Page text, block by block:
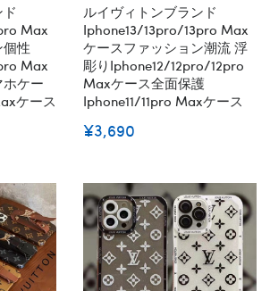
Max
性
Max
ケー
ケース
ルイヴィトンブランド
Iphone13/13pro/13pro Max
ケースファッション潮流 浮
彫りiphone12/12pro/12pro
Maxケース全面保護
Iphone11/11pro Maxケース
¥3,690